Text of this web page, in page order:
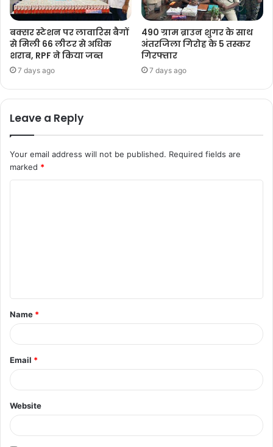
बक्सर स्टेशन पर लावारिस बैगों
से मिली 66 लीटर से अधिक
शराब, RPF ने किया जब्त
7 days ago
490 ग्राम ब्राउन शुगर के साथ
अंतरजिला गिरोह के 5 तस्कर
गिरफ्तार
7 days ago
Leave a Reply
Your email address will not be published. Required fields are
marked *
Name *
Email *
Website